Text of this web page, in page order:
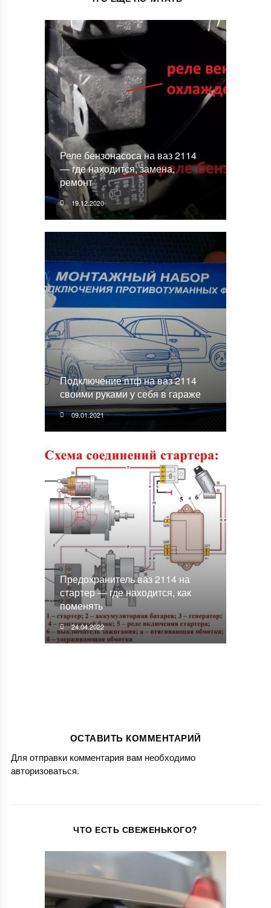
Реле бензонасоса на ваз 2114
— где находится, замена,
ремонт
19.12.2020
Подключение птф на ваз 2114
своими руками у себя в гараже
09.01.2021
Предохранитель ваз 2114 на
стартер — где находится, как
поменять
24.04.2022
ОСТАВИТЬ КОММЕНТАРИЙ
Для отправки комментария вам необходимо
авторизоваться.
ЧТО ЕСТЬ СВЕЖЕНЬКОГО?